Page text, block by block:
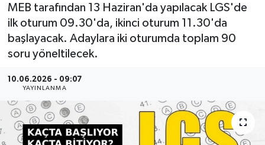
MEB tarafından 13 Haziran'da yapılacak LGS'de
ilk oturum 09.30'da, ikinci oturum 11.30'da
başlayacak. Adaylara iki oturumda toplam 90
soru yöneltilecek.
10.06.2026 - 09:07
YAYINLANMA
Alanyaspor
Turizm
Tüm Manşetler
Son Dakika Haberleri